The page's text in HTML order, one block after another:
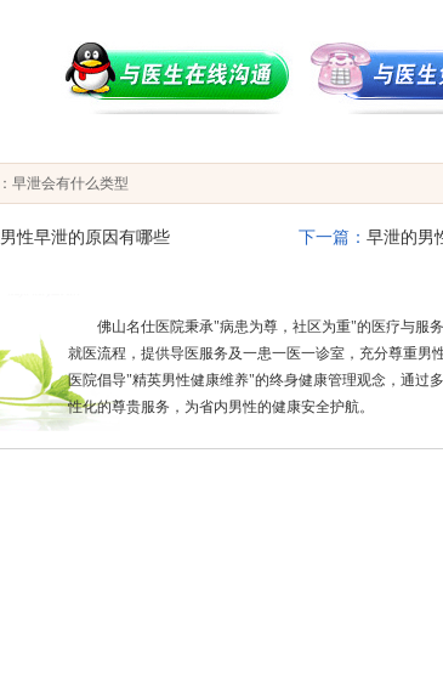
早泄会有什么类型
性早泄的原因有哪些 下一篇： 早泄的男
佛山名仕医院秉承"病患为尊，社区为重"的医疗与服
就医流程，提供导医服务及一患一医一诊室，充分尊重男
医院倡导"精英男性健康维养"的终身健康管理观念，通过
性化的尊贵服务，为省内男性的健康安全护航。